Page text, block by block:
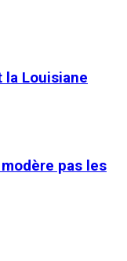
la Louisiane
pas les